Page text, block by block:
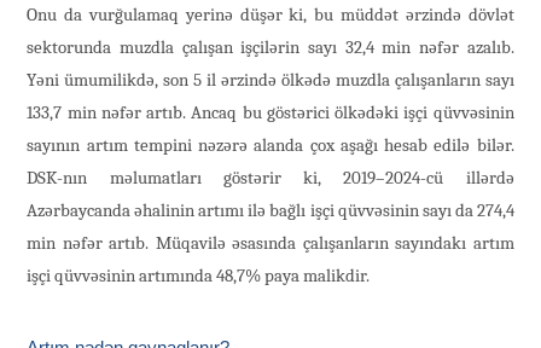
Onu da vurğulamaq yerinə düşər ki, bu müddət ərzində dövlət
sektorunda muzdla çalışan işçilərin sayı 32,4 min nəfər azalıb.
Yəni ümumilikdə, son 5 il ərzində ölkədə muzdla çalışanların sayı
133,7 min nəfər artıb. Ancaq bu göstərici ölkədəki işçi qüvvəsinin
sayının artım tempini nəzərə alanda çox aşağı hesab edilə bilər.
DSK-nın məlumatları göstərir ki, 2019–2024-cü illərdə
Azərbaycanda əhalinin artımı ilə bağlı işçi qüvvəsinin sayı da 274,4
min nəfər artıb. Müqavilə əsasında çalışanların sayındakı artım
işçi qüvvəsinin artımında 48,7% paya malikdir.